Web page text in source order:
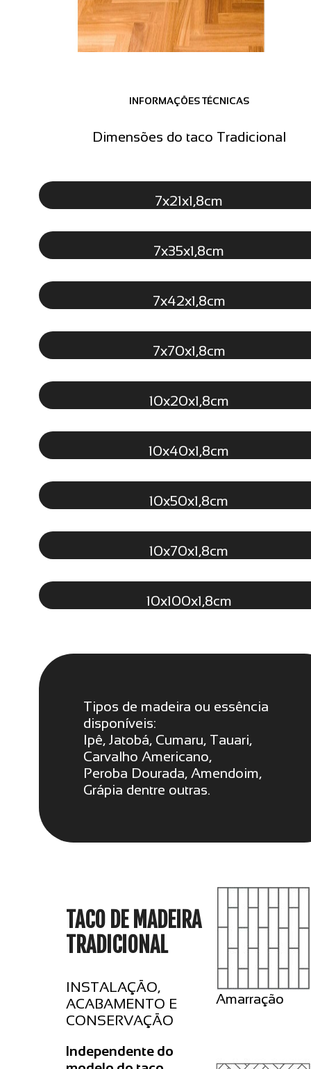
INFORMAÇÕES TÉCNICAS
Dimensões do taco Tradicional
7x21x1,8cm
7x35x1,8cm
7x42x1,8cm
7x70x1,8cm
10x20x1,8cm
10x40x1,8cm
10x50x1,8cm
10x70x1,8cm
10x100x1,8cm
Tipos de madeira ou essência
disponíveis:
Ipê, Jatobá, Cumaru, Tauari,
Carvalho Americano,
Peroba Dourada, Amendoim,
Grápia dentre outras.
TACO DE MADEIRA
TRADICIONAL
INSTALAÇÃO,
ACABAMENTO E
CONSERVAÇÃO
Independente do
Amarração